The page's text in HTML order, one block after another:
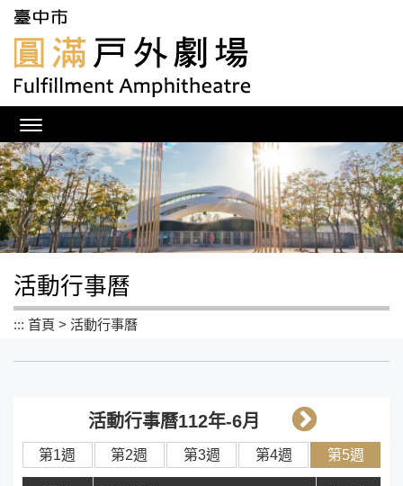
容
塊
活動行事曆
::: 首頁 > 活動行事曆
活動行事曆112年-6月
下
個
月
第1週 第2週 第3週 第4週 第5週